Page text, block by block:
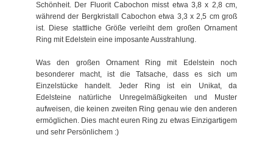
Schönheit. Der Fluorit Cabochon misst etwa 3,8 x 2,8 cm,
während der Bergkristall Cabochon etwa 3,3 x 2,5 cm groß
ist. Diese stattliche Größe verleiht dem großen Ornament
Ring mit Edelstein eine imposante Ausstrahlung.
Was den großen Ornament Ring mit Edelstein noch
besonderer macht, ist die Tatsache, dass es sich um
Einzelstücke handelt. Jeder Ring ist ein Unikat, da
Edelsteine natürliche Unregelmäßigkeiten und Muster
aufweisen, die keinen zweiten Ring genau wie den anderen
ermöglichen. Dies macht euren Ring zu etwas Einzigartigem
und sehr Persönlichem :)